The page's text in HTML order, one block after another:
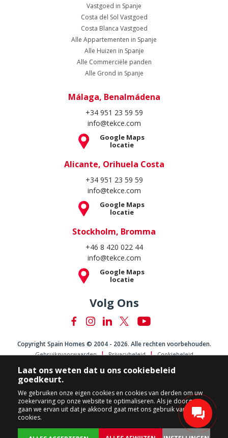
Vastgoed in Spanje
Costa del Sol Vastgoed
Costa Blanca Vastgoed
Alle Appartementen in Spanje
Alle Huizen in Spanje
Alle Commerciële panden
Alle Grond in Spanje
Málaga, Benalmádena
+34 951 23 59 59
info@tekce.com
Google Maps
locatie
Alicante, Orihuela Costa
+34 951 23 59 59
info@tekce.com
Google Maps
locatie
Stockholm, Bromma
+46 8 420 022 44
info@tekce.com
Google Maps
locatie
Volg Ons
Copyright Spain Homes © 2004 - 2026. Alle rechten voorbehouden.
Gebruiksvoorwaarden Privacybeleid Cookiebeleid
Laat ons weten dat u ons cookiebeleid
goedkeurt.
We gebruiken onze eigen cookies en cookies van derden om uw
zoekervaring op onze website te optimaliseren. Als je doorgaat,
gaan we ervan uit dat je akkoord gaat met ons gebruik van
cookies.